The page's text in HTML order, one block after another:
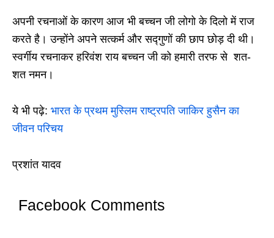
अपनी रचनाओं के कारण आज भी बच्चन जी लोगो के दिलो में राज
करते है। उन्होंने अपने सत्कर्म और सद्गुणों की छाप छोड़ दी थी।
स्वर्गीय रचनाकर हरिवंश राय बच्चन जी को हमारी तरफ से शत-
शत नमन।
ये भी पढ़े: भारत के प्रथम मुस्लिम राष्ट्रपति जाकिर हुसैन का
जीवन परिचय
प्रशांत यादव
Facebook Comments